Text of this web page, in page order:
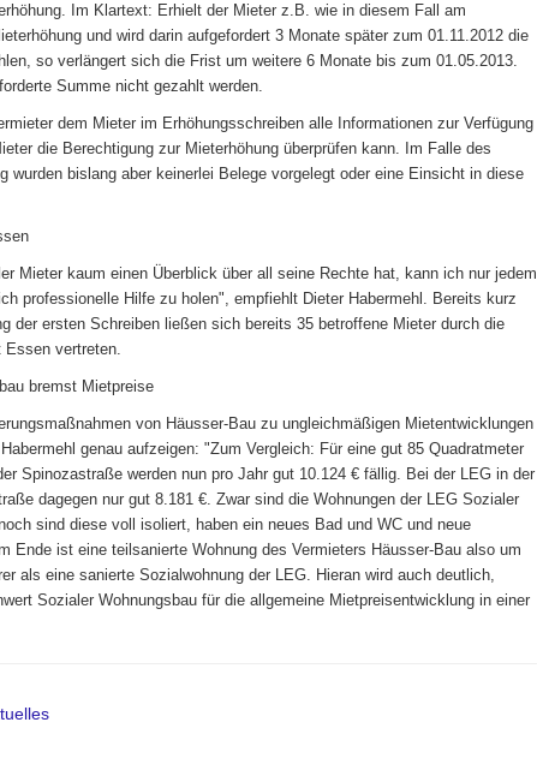
Im Klartext: Erhielt der Mieter z.B. wie in diesem Fall am
und wird darin aufgefordert 3 Monate später zum 01.11.2012 die
so verlängert sich die Frist um weitere 6 Monate bis zum 01.05.2013.
Summe nicht gezahlt werden.
dem Mieter im Erhöhungsschreiben alle Informationen zur Verfügung
die Berechtigung zur Mieterhöhung überprüfen kann. Im Falle des
wurden bislang aber keinerlei Belege vorgelegt oder eine Einsicht in diese
Mieter kaum einen Überblick über all seine Rechte hat, kann ich nur jedem
professionelle Hilfe zu holen", empfiehlt Dieter Habermehl. Bereits kurz
der ersten Schreiben ließen sich bereits 35 betroffene Mieter durch die
vertreten.
bremst Mietpreise
von Häusser-Bau zu ungleichmäßigen Mietentwicklungen
genau aufzeigen: "Zum Vergleich: Für eine gut 85 Quadratmeter
Spinozastraße werden nun pro Jahr gut 10.124 € fällig. Bei der LEG in der
dagegen nur gut 8.181 €. Zwar sind die Wohnungen der LEG Sozialer
sind diese voll isoliert, haben ein neues Bad und WC und neue
Ende ist eine teilsanierte Wohnung des Vermieters Häusser-Bau also um
als eine sanierte Sozialwohnung der LEG. Hieran wird auch deutlich,
Sozialer Wohnungsbau für die allgemeine Mietpreisentwicklung in einer